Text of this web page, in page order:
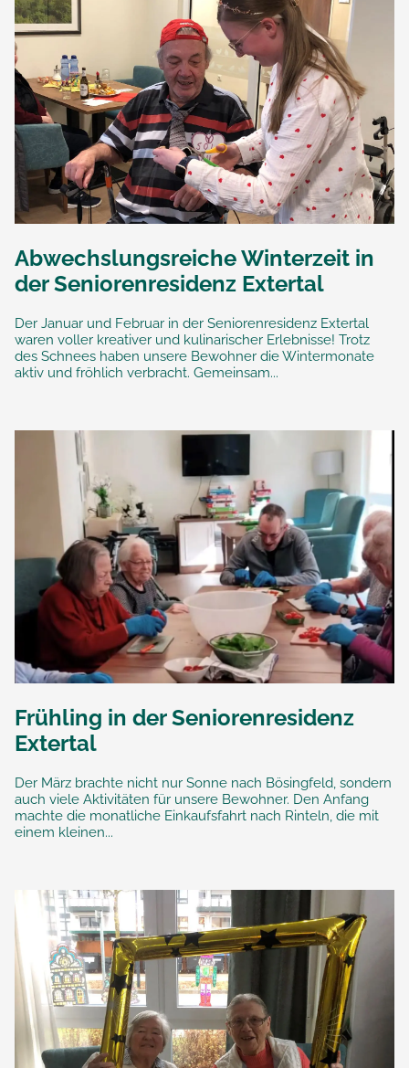
Abwechslungsreiche Winterzeit in
der Seniorenresidenz Extertal
Der Januar und Februar in der Seniorenresidenz Extertal
waren voller kreativer und kulinarischer Erlebnisse! Trotz
des Schnees haben unsere Bewohner die Wintermonate
aktiv und fröhlich verbracht. Gemeinsam...
Frühling in der Seniorenresidenz
Extertal
Der März brachte nicht nur Sonne nach Bösingfeld, sondern
auch viele Aktivitäten für unsere Bewohner. Den Anfang
machte die monatliche Einkaufsfahrt nach Rinteln, die mit
einem kleinen...